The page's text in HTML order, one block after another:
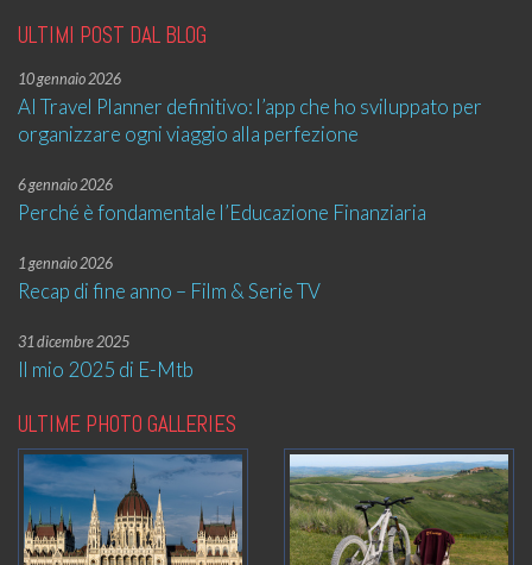
ULTIMI POST DAL BLOG
10 gennaio 2026
AI Travel Planner definitivo: l’app che ho sviluppato per
organizzare ogni viaggio alla perfezione
6 gennaio 2026
Perché è fondamentale l’Educazione Finanziaria
1 gennaio 2026
Recap di fine anno – Film & Serie TV
31 dicembre 2025
Il mio 2025 di E-Mtb
ULTIME PHOTO GALLERIES